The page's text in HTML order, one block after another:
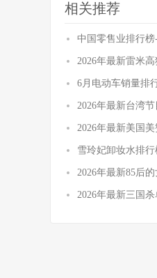
相关推荐
中国零售业排行
2026年最新雷米
6月电动车销量排
2026年最新台湾
2026年最新美国
雪玲妃卸妆水排
2026年最新85后
2026年最新三国